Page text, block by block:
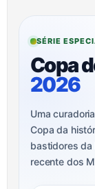
SÉRIE
Copa
2026
Uma
Copa da
bastidores da
recente dos